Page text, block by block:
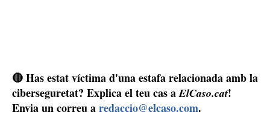
🔴 Has estat víctima d'una estafa relacionada amb la
ciberseguretat? Explica el teu cas aElCaso.cat!
Envia un correu aredaccio@elcaso.com.